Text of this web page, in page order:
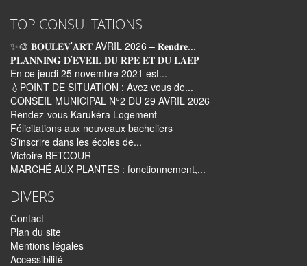
TOP CONSULTATIONS
✨🎨 𝐁𝐎𝐔𝐋𝐄𝐕’𝐀𝐑𝐓 AVRIL 2026 – 𝐑𝐞𝐧𝐝𝐫𝐞...
𝐏𝐋𝐀𝐍𝐍𝐈𝐍𝐆 𝐃’𝐄𝐕𝐄𝐈𝐋 𝐃𝐔 𝐑𝐏𝐄 𝐄𝐓 𝐃𝐔 𝐋𝐀𝐄𝐏
En ce jeudi 25 novembre 2021 est...
💧POINT DE SITUATION : Avez vous de...
CONSEIL MUNICIPAL N°2 DU 29 AVRIL 2026
Rendez-vous Karukéra Logement
Félicitations aux nouveaux bacheliers
S’inscrire dans les écoles de...
Victoire BETCOUR
MARCHÉ AUX PLANTES : fonctionnement,...
DIVERS
Contact
Plan du site
Mentions légales
Accessibilité